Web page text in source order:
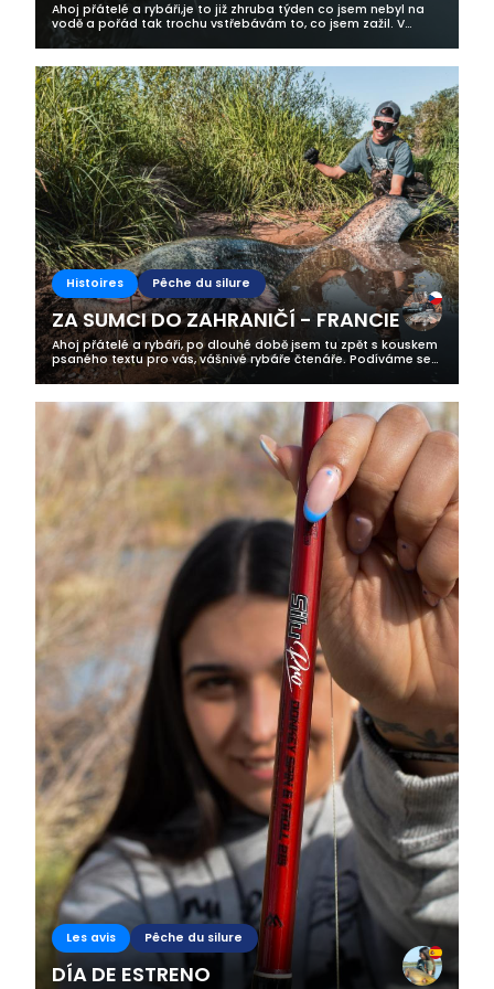
Ahoj přátelé a rybáři,je to již zhruba týden co jsem nebyl na
vodě a pořád tak trochu vstřebávám to, co jsem zažil. V
tomto článku se s vámi podělím o jeden ze svých zážitků, ke
kterému jsem mířil...
Histoires Pêche du silure
ZA SUMCI DO ZAHRANIČÍ - FRANCIE
Ahoj přátelé a rybáři, po dlouhé době jsem tu zpět s kouskem
psaného textu pro vás, vášnivé rybáře čtenáře. Podíváme se
na příběh z našeho francouzkého tažení, které jsem dnes již
tradičně podnikl...
Les avis Pêche du silure
DÍA DE ESTRENO